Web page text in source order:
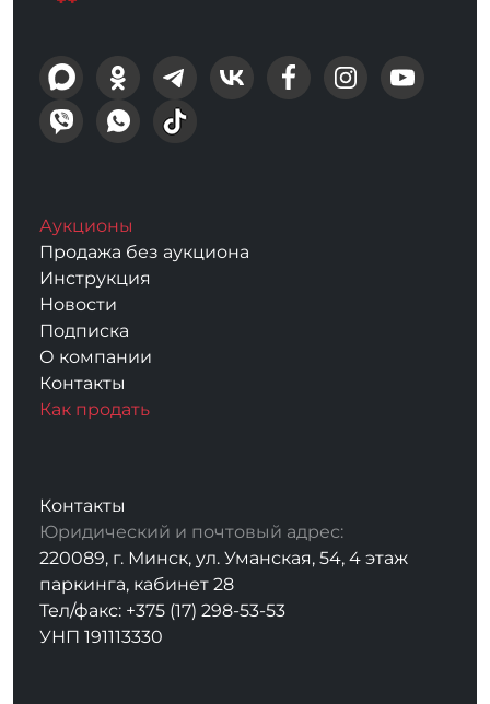
Аукционы
Продажа без аукциона
Инструкция
Новости
Подписка
О компании
Контакты
Как продать
Контакты
Юридический и почтовый адрес:
220089, г. Минск, ул. Уманская, 54, 4 этаж
паркинга, кабинет 28
Тел/факс: +375 (17) 298-53-53
УНП 191113330